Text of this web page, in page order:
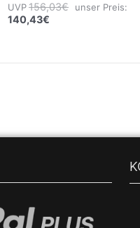
UVP156,03€ unser Preis:
140,43€